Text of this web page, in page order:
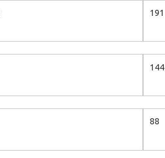
191
144
88